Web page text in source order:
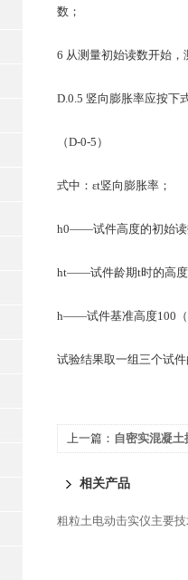
数；
6 从测量初始读数开始
D.0.5 竖向膨胀率应按下
（D-0-5）
式中：εt竖向膨胀率；
h0——试件高度的初始读
ht——试件龄期t时的高度
h——试件基准高度100（
试验结果取一组三个试
上一篇： 自密实混凝
相关产品
粗粒土电动击实仪主要